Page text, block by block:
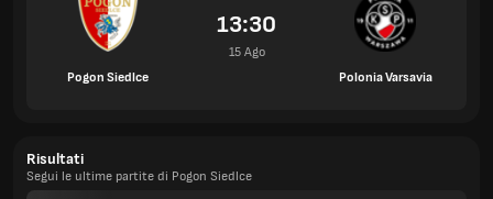
Pogon Siedlce
13:30
15 Ago
Polonia Varsavia
Risultati
Segui le ultime partite di Pogon Siedlce